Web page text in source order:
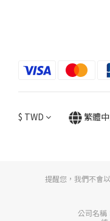
$ TWD 繁體
提醒您，我們不會
公司名稱